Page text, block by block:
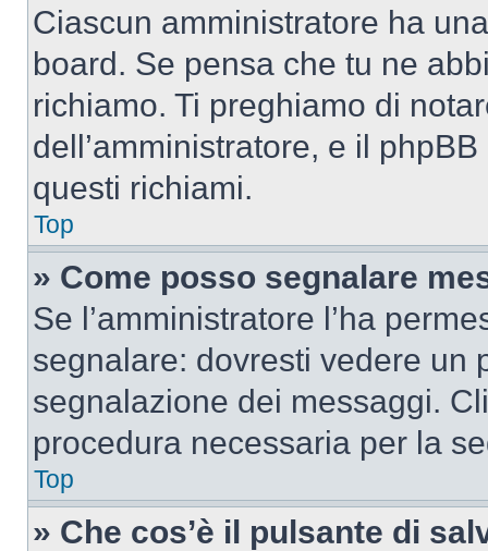
Ciascun amministratore ha
board. Se pensa che tu ne
richiamo. Ti preghiamo di
dell’amministratore, e il
questi richiami.
Top
» Come posso segnalare
Se l’amministratore l’ha
segnalare: dovresti vedere un
segnalazione dei messaggi.
procedura necessaria per la
Top
» Che cos’è il pulsante di